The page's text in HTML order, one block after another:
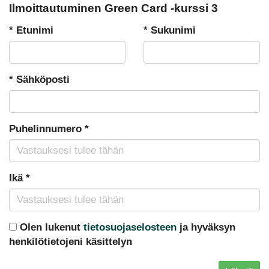
Ilmoittautuminen Green Card -kurssi 3
* Etunimi * Sukunimi
* Sähköposti
Puhelinnumero *
Ikä *
Olen lukenut tietosuojaselosteen ja hyväksyn
henkilötietojeni käsittelyn